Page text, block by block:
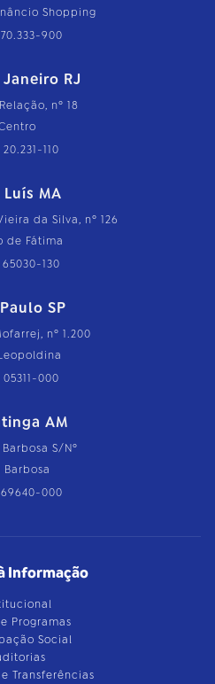
Shopping
900
RJ
nº 18
20.231-110
Luís MA
da Silva, nº 126
de Fátima
65030-130
SP
nº 1.200
05311-000
AM
Barbosa S/Nº
Barbosa
69640-000
Informação
Programas
Social
Transferências